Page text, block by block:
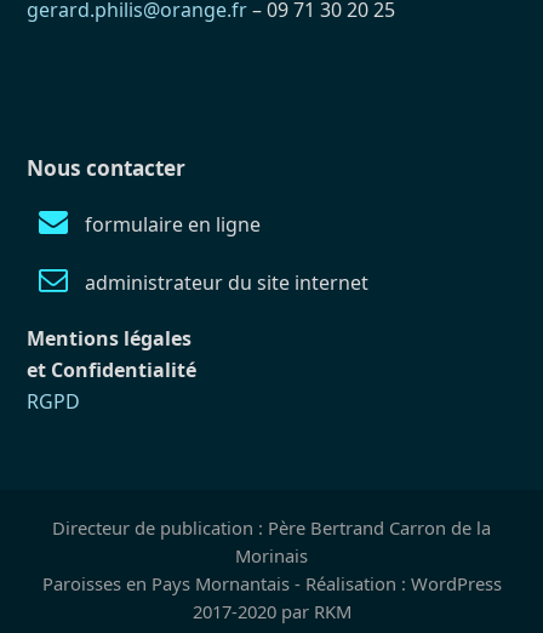
gerard.philis@orange.fr– 09 71 30 20 25
Nous contacter
formulaire en ligne
administrateur du site internet
Mentions légales
et Confidentialité
RGPD
Directeur de publication : Père Bertrand Carron de la
Morinais
Paroisses en Pays Mornantais - Réalisation : WordPress
2017-2020 par RKM